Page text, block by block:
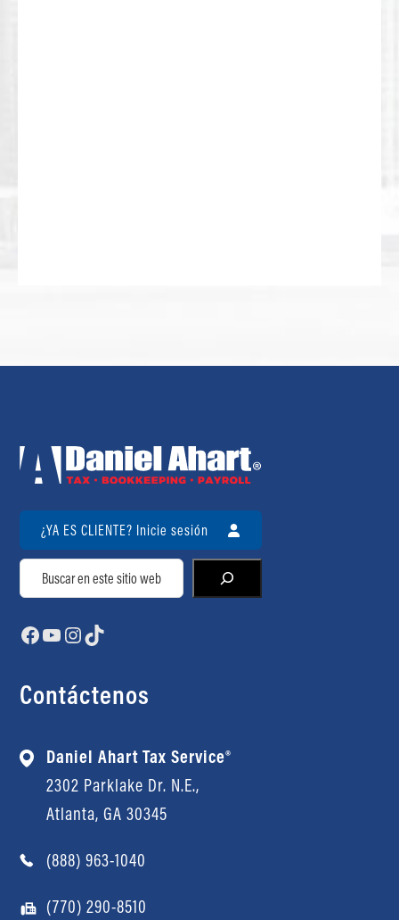
¿YA ES CLIENTE? Inicie sesión
Buscar
Facebook
YouTube
Instagram
TikTok
Contáctenos
Daniel Ahart Tax Service®
2302 Parklake Dr. N.E.,
Atlanta, GA 30345
(888) 963-1040
(770) 290-8510